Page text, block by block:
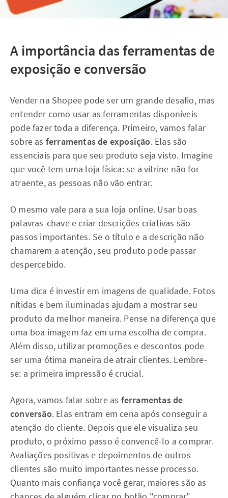
A importância das ferramentas de
exposição e conversão
Vender na Shopee pode ser um grande desafio, mas
entender como usar as ferramentas disponíveis
pode fazer toda a diferença. Primeiro, vamos falar
sobre as ferramentas de exposição. Elas são
essenciais para que seu produto seja visto. Imagine
que você tem uma loja física: se a vitrine não for
atraente, as pessoas não vão entrar.
O mesmo vale para a sua loja online. Usar boas
palavras-chave e criar descrições criativas são
passos importantes. Se o título e a descrição não
chamarem a atenção, seu produto pode passar
despercebido.
Uma dica é investir em imagens de qualidade. Fotos
nítidas e bem iluminadas ajudam a mostrar seu
produto da melhor maneira. Pense na diferença que
uma boa imagem faz em uma escolha de compra.
Além disso, utilizar promoções e descontos pode
ser uma ótima maneira de atrair clientes. Lembre-
se: a primeira impressão é crucial.
Agora, vamos falar sobre as ferramentas de
conversão. Elas entram em cena após conseguir a
atenção do cliente. Depois que ele visualiza seu
produto, o próximo passo é convencê-lo a comprar.
Avaliações positivas e depoimentos de outros
clientes são muito importantes nesse processo.
Quanto mais confiança você gerar, maiores são as